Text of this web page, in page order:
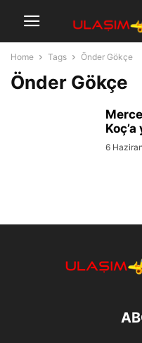
Home Tags Önder Gökçe
Önder Gökçe
Koç’a
6